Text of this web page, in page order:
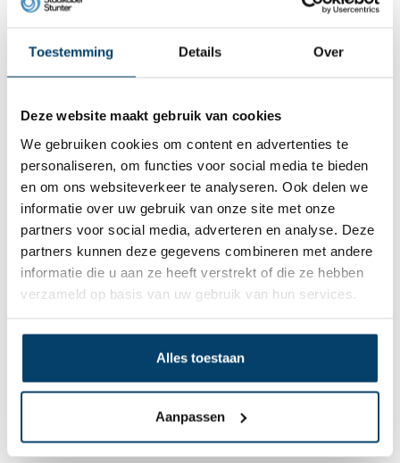
Toestemming Details Over
Deze website maakt gebruik van cookies
We gebruiken cookies om content en advertenties te
personaliseren, om functies voor social media te bieden
en om ons websiteverkeer te analyseren. Ook delen we
informatie over uw gebruik van onze site met onze
partners voor social media, adverteren en analyse. Deze
partners kunnen deze gegevens combineren met andere
informatie die u aan ze heeft verstrekt of die ze hebben
verzameld op basis van uw gebruik van hun services.
Alles toestaan
Aanpassen
Scharnierringen 57mm - 20 stuks
Op werkdagen voor 15:00 besteld? Direct verstuurd!
In winkelwagen